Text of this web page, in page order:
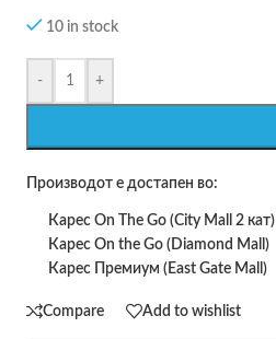
10 in stock
- +
Производот е достапен во:
Карес On The Go (City Mall 2 кат)
Карес On the Go (Diamond Mall)
Карес Премиум (East Gate Mall)
Compare Add to wishlist